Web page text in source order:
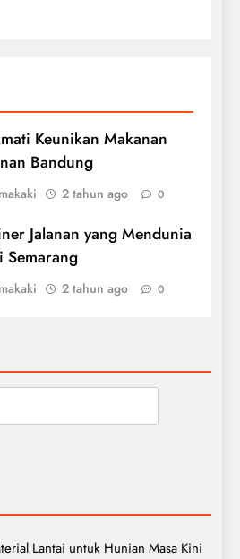
Keunikan Makanan
Bandung
2 tahun ago 0
Jalanan yang Mendunia
Semarang
2 tahun ago 0
Lantai untuk Hunian Masa Kini